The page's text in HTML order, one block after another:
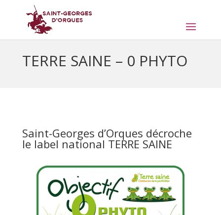
TERRE SAINE – 0 PHYTO
Saint-Georges d’Orques décroche
le label national TERRE SAINE